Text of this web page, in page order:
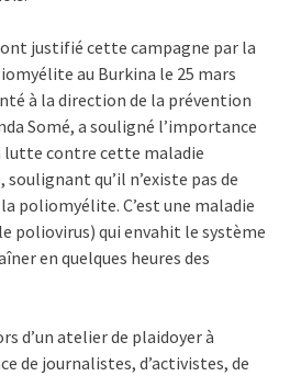
justifié cette campagne par la
au Burkina le 25 mars
à la direction de la prévention
Somé, a souligné l’importance
lutte contre cette maladie
qu’il n’existe pas de
poliomyélite. C’est une maladie
poliovirus) qui envahit le système
en quelques heures des
d’un atelier de plaidoyer à
de journalistes, d’activistes, de